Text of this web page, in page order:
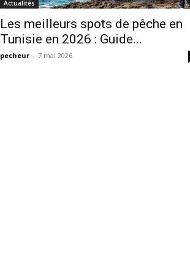
Actualités
Les meilleurs spots de pêche en
Tunisie en 2026 : Guide...
pecheur - 7 mai 2026